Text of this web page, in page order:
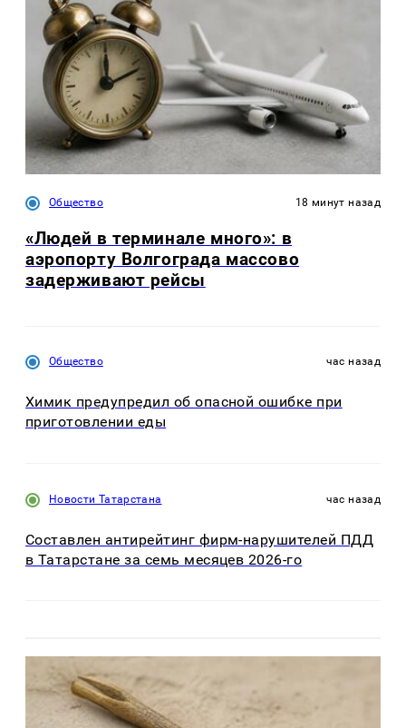
Общество 18 минут назад
«Людей в терминале много»: в
аэропорту Волгограда массово
задерживают рейсы
Общество час назад
Химик предупредил об опасной ошибке при
приготовлении еды
Новости Татарстана час назад
Составлен антирейтинг фирм-нарушителей ПДД
в Татарстане за семь месяцев 2026-го